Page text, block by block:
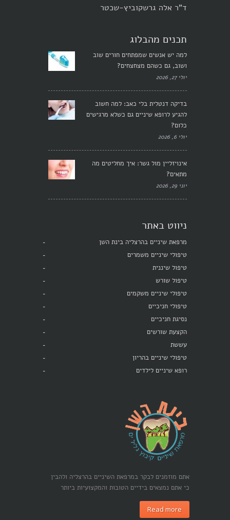
ד"ר אלה גרשקוביץ-שכטר
תכנים מהבלוג
למה יש אנשים שמפתחים חורים שוב
ושוב, גם כשהם מצחצחים?
יולי 27, 2026
בדיקה דנטלית בלי כאב: למה חשוב
להגיע לרופא שיניים גם כשלא מרגישים
כלום?
יולי 6, 2026
אינויזליין מול גשר: איך מחליטים מה
מתאים?
יוני 29, 2026
ניווט באתר
מרפאת שיניים בהרצליה בינת השן
טיפולי שיניים משמרים
טיפול שיננית
טיפול שורש
טיפולי שיניים משקמים
טיפולי חניכיים
נסיגת חניכיים
הקצעת שורשים
עששת
טיפולי שיניים בהריון
רופא שיניים לילדים
אתם מוזמנים לבקר במרפאת השיניים בהרצליה ולהבין
כי אתם נמצאים בידיים הטובות והמקצועיות ביותר
Read more